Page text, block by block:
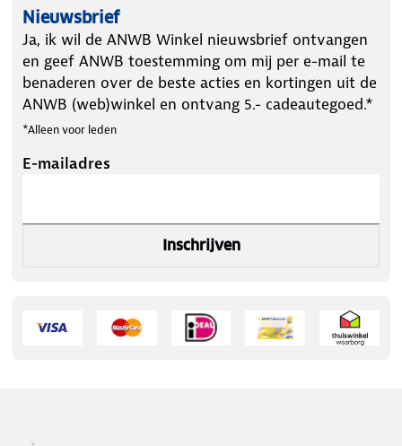
Nieuwsbrief
Ja, ik wil de ANWB Winkel nieuwsbrief ontvangen
en geef ANWB toestemming om mij per e-mail te
benaderen over de beste acties en kortingen uit de
ANWB (web)winkel en ontvang 5.- cadeautegoed.*
*Alleen voor leden
E-mailadres
Inschrijven